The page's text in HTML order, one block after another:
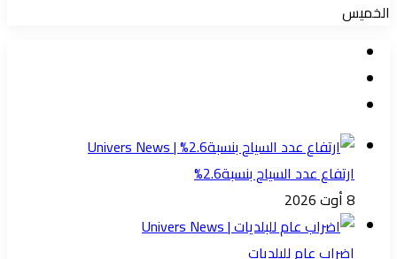
الخميس
ارتفاع عدد السياح بنسبة2.6%
8 أوت 2026
اضراب عام للبلديات